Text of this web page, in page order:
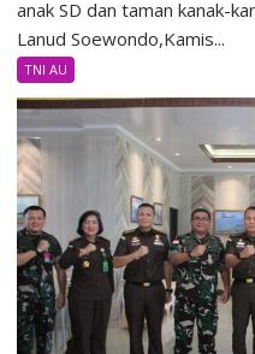
anak SD dan taman kanak-
Lanud Soewondo,Kamis...
TNI AU